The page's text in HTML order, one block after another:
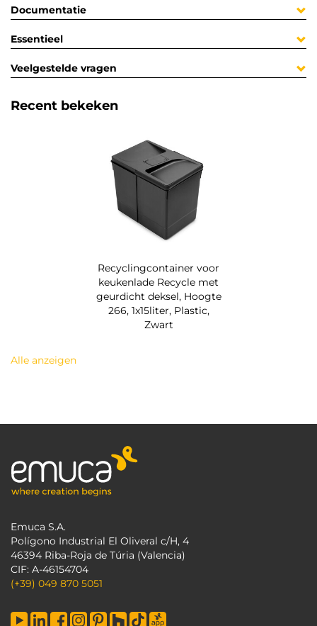
Documentatie
Essentieel
Veelgestelde vragen
Recent bekeken
Recyclingcontainer voor
keukenlade Recycle met
geurdicht deksel, Hoogte
266, 1x15liter, Plastic,
Zwart
Alle anzeigen
Emuca S.A.
Polígono Industrial El Oliveral c/H, 4
46394 Riba-Roja de Túria (Valencia)
CIF: A-46154704
(+39) 049 870 5051